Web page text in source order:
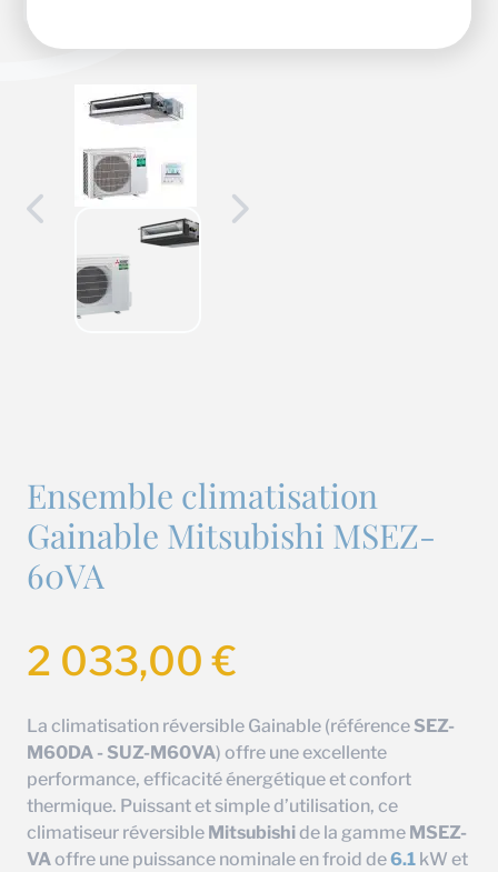
Ensemble climatisation
Gainable Mitsubishi MSEZ-
60VA
2 033,00€
La climatisation réversible Gainable (référence SEZ-
M60DA - SUZ-M60VA) offre une excellente
performance, efficacité énergétique et confort
thermique. Puissant et simple d’utilisation, ce
climatiseur réversible Mitsubishi de la gamme MSEZ-
VAoffre une puissance nominale en froid de6.1 kW et